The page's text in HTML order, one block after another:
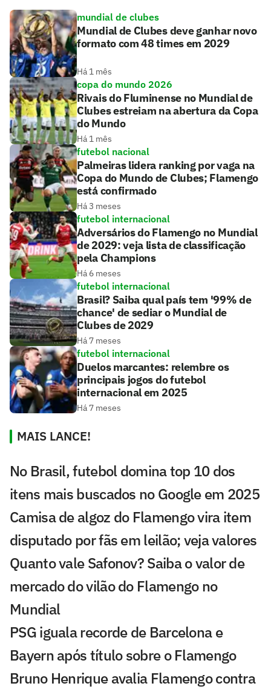
mundial de clubes
Mundial de Clubes deve ganhar novo
formato com 48 times em 2029
Há 1 mês
copa do mundo 2026
Rivais do Fluminense no Mundial de
Clubes estreiam na abertura da Copa
do Mundo
Há 1 mês
futebol nacional
Palmeiras lidera ranking por vaga na
Copa do Mundo de Clubes; Flamengo
está confirmado
Há 3 meses
futebol internacional
Adversários do Flamengo no Mundial
de 2029: veja lista de classificação
pela Champions
Há 6 meses
futebol internacional
Brasil? Saiba qual país tem '99% de
chance' de sediar o Mundial de
Clubes de 2029
Há 7 meses
futebol internacional
Duelos marcantes: relembre os
principais jogos do futebol
internacional em 2025
Há 7 meses
MAIS LANCE!
No Brasil, futebol domina top 10 dos
itens mais buscados no Google em 2025
Camisa de algoz do Flamengo vira item
disputado por fãs em leilão; veja valores
Quanto vale Safonov? Saiba o valor de
mercado do vilão do Flamengo no
Mundial
PSG iguala recorde de Barcelona e
Bayern após título sobre o Flamengo
Bruno Henrique avalia Flamengo contra